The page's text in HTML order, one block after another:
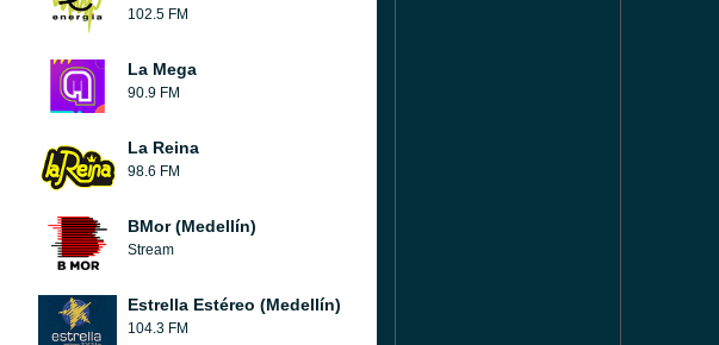
102.5 FM
La Mega
90.9 FM
La Reina
98.6 FM
BMor (Medellín)
Stream
Estrella Estéreo (Medellín)
104.3 FM